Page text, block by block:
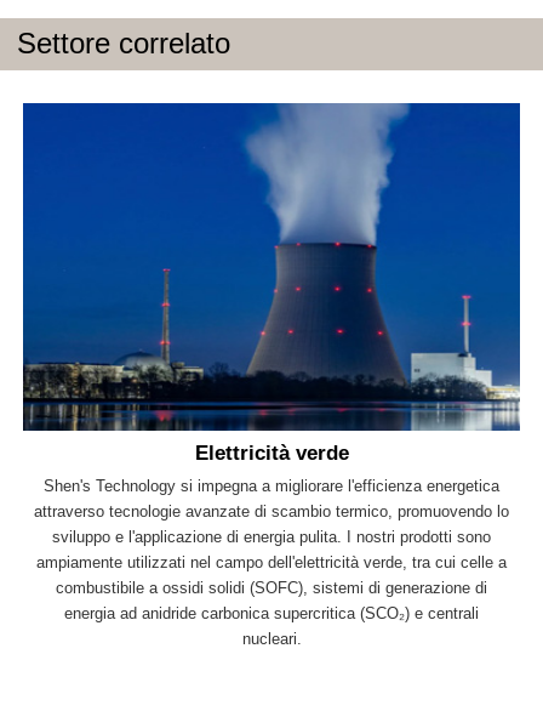
Settore correlato
Elettricità verde
Shen's Technology si impegna a migliorare l'efficienza energetica
attraverso tecnologie avanzate di scambio termico, promuovendo lo
sviluppo e l'applicazione di energia pulita. I nostri prodotti sono
ampiamente utilizzati nel campo dell'elettricità verde, tra cui celle a
combustibile a ossidi solidi (SOFC), sistemi di generazione di
energia ad anidride carbonica supercritica (SCO₂) e centrali
nucleari.